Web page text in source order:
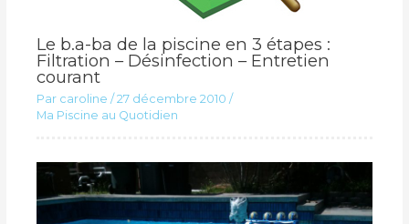
Le b.a-ba de la piscine en 3 étapes :
Filtration – Désinfection – Entretien
courant
Par caroline /27 décembre 2010 /
Ma Piscine au Quotidien